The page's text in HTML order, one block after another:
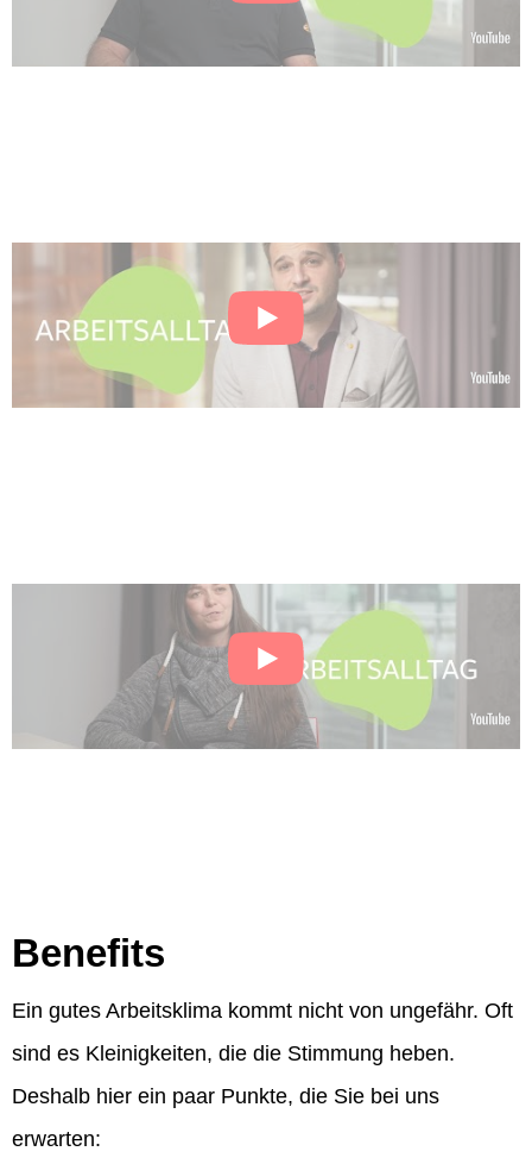
Benefits
Ein gutes Arbeitsklima kommt nicht von ungefähr. Oft
sind es Kleinigkeiten, die die Stimmung heben.
Deshalb hier ein paar Punkte, die Sie bei uns
erwarten: